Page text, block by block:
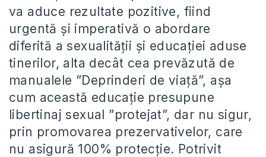
va aduce rezultate pozitive, fiind
urgentă și imperativă o abordare
diferită a sexualității și educației aduse
tinerilor, alta decât cea prevăzută de
manualele ”Deprinderi de viaţă”, așa
cum această educație presupune
libertinaj sexual ”protejat”, dar nu sigur,
prin promovarea prezervativelor, care
nu asigură 100% protecție. Potrivit